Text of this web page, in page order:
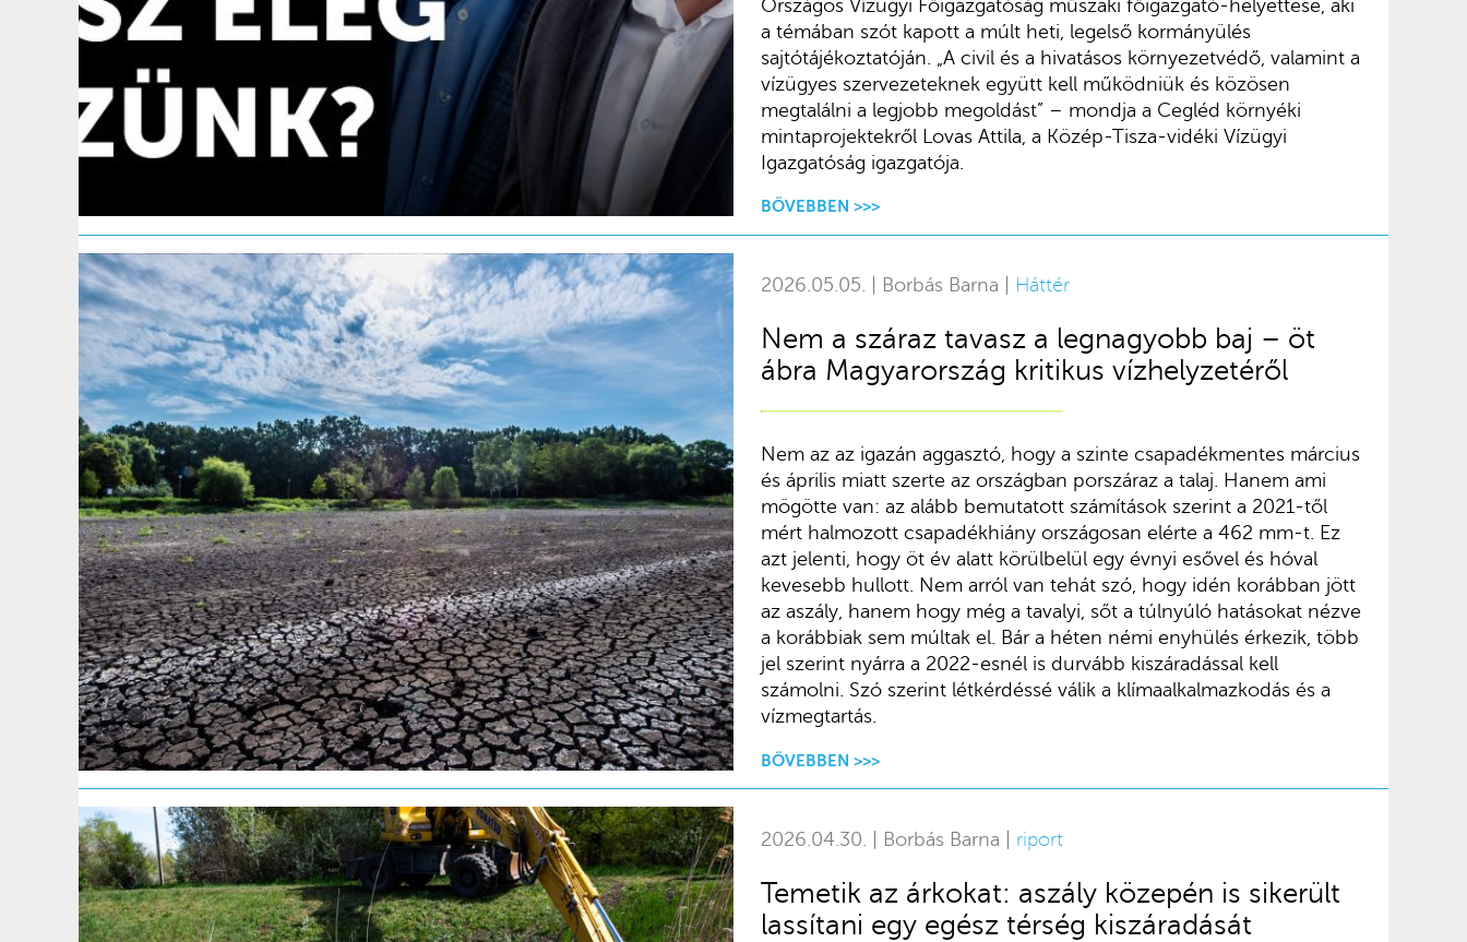
Országos Vízügyi Főigazgatóság műszaki főigazgató-helyettese, aki
a témában szót kapott a múlt heti, legelső kormányülés
sajtótájékoztatóján. „A civil és a hivatásos környezetvédő, valamint a
vízügyes szervezeteknek együtt kell működniük és közösen
megtalálni a legjobb megoldást” – mondja a Cegléd környéki
mintaprojektekről Lovas Attila, a Közép-Tisza-vidéki Vízügyi
Igazgatóság igazgatója.
BŐVEBBEN >>>
2026.05.05. | Borbás Barna | Háttér
Nem a száraz tavasz a legnagyobb baj – öt
ábra Magyarország kritikus vízhelyzetéről
Nem az az igazán aggasztó, hogy a szinte csapadékmentes március
és április miatt szerte az országban porszáraz a talaj. Hanem ami
mögötte van: az alább bemutatott számítások szerint a 2021-től
mért halmozott csapadékhiány országosan elérte a 462 mm-t. Ez
azt jelenti, hogy öt év alatt körülbelül egy évnyi esővel és hóval
kevesebb hullott. Nem arról van tehát szó, hogy idén korábban jött
az aszály, hanem hogy még a tavalyi, sőt a túlnyúló hatásokat nézve
a korábbiak sem múltak el. Bár a héten némi enyhülés érkezik, több
jel szerint nyárra a 2022-esnél is durvább kiszáradással kell
számolni. Szó szerint létkérdéssé válik a klímaalkalmazkodás és a
vízmegtartás.
BŐVEBBEN >>>
2026.04.30. | Borbás Barna | riport
Temetik az árkokat: aszály közepén is sikerült
lassítani egy egész térség kiszáradását